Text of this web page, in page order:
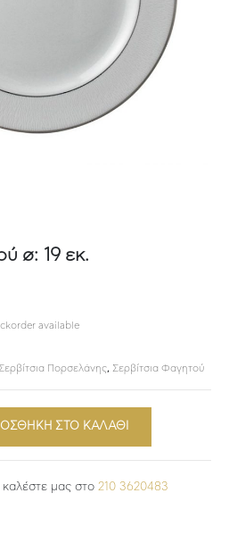
ø: 19 εκ.
available
Σερβίτσια Πορσελάνης, Σερβίτσια Φαγητού
ΣΤΟ ΚΑΛΑΘΙ
καλέστε μας στο 210 3620483